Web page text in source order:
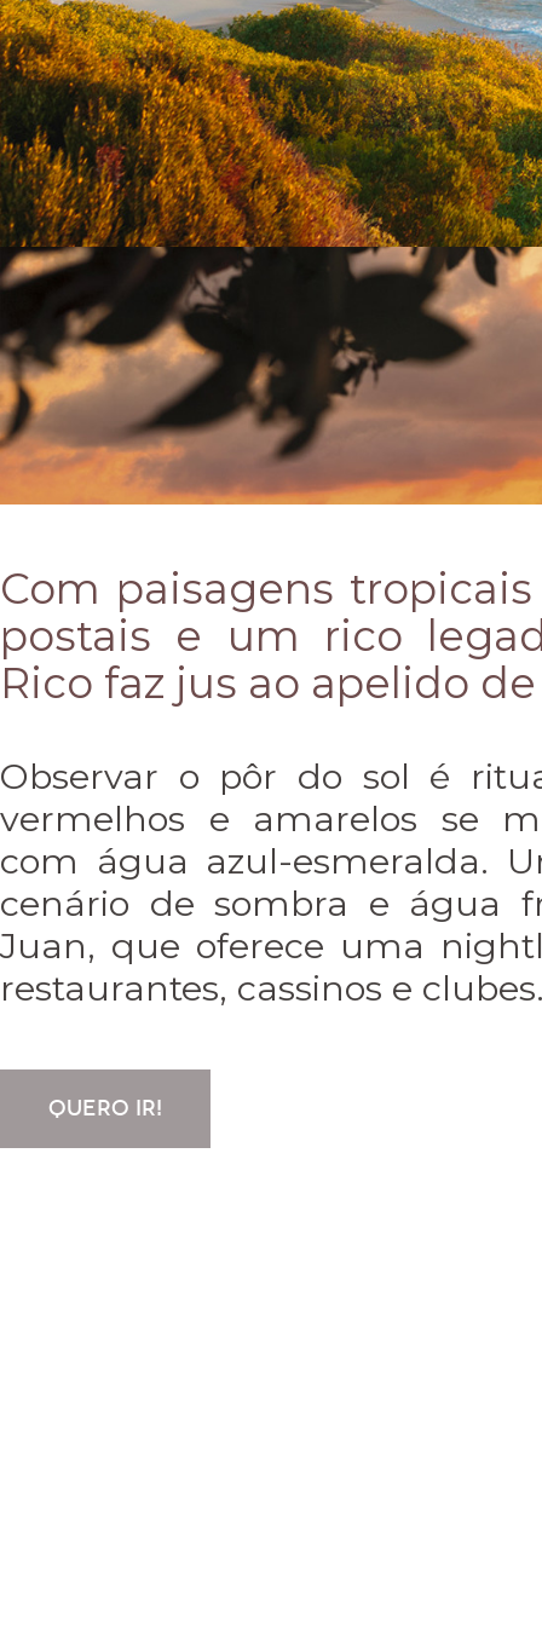
Com paisagens
postais e um rico
Rico faz jus ao apelido
Observar o pôr do sol é
vermelhos e amarelos se
com água azul-esmeralda.
cenário de sombra e água
Juan, que oferece uma
restaurantes, cassinos e
QUERO IR!